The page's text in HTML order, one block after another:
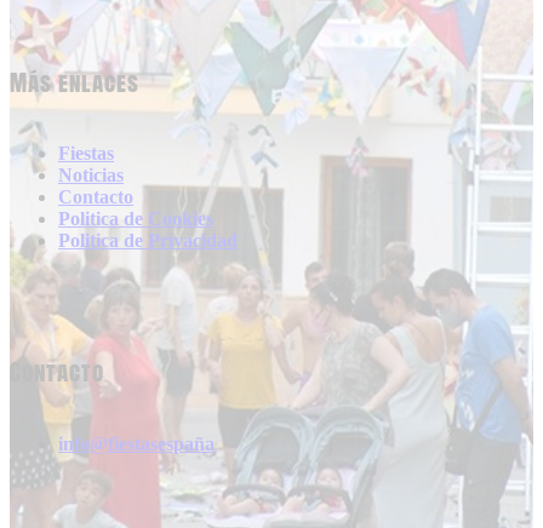
Más enlaces
Fiestas
Noticias
Contacto
Politica de Cookies
Politica de Privacidad
Contacto
info@fiestasespaña